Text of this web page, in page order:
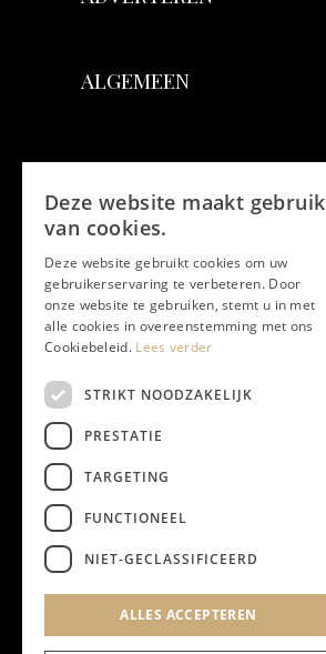
ALGEMEEN
Facebook
Twitter
Instagram
YouTube
NIEUWSBRIEF
Privacyverklaring
Deze website maakt gebruik
van cookies.
Deze website gebruikt cookies om uw
gebruikerservaring te verbeteren. Door
onze website te gebruiken, stemt u in met
alle cookies in overeenstemming met ons
Cookiebeleid. Lees verder
STRIKT NOODZAKELIJK
PRESTATIE
TARGETING
FUNCTIONEEL
NIET-GECLASSIFICEERD
ALLES ACCEPTEREN